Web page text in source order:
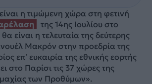
η τιμώμενη χώρα στη φετινή
της 14ης Ιουλίου στο
είναι η τελευταία της δεύτερης
Μακρόν στην προεδρία της
επ’ ευκαιρία της εθνικής εορτής
στο Παρίσι τις 37 χώρες της
των Προθύμων».